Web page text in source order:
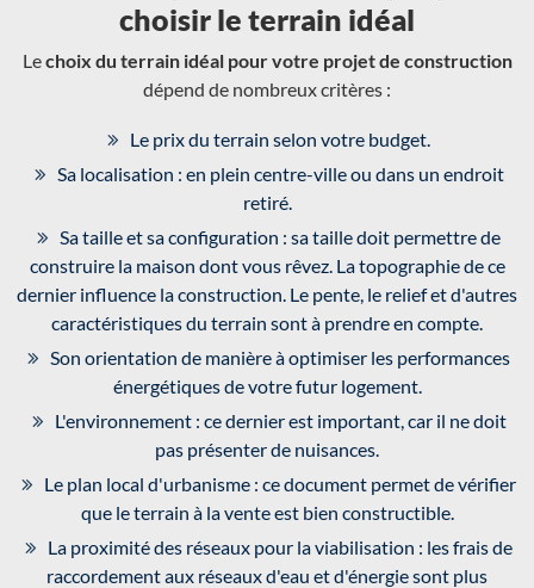
choisir le terrain idéal
Lechoix du terrain idéal pour votre projet de construction
dépend de nombreux critères :
Le prix du terrain selon votre budget.
Sa localisation : en plein centre-ville ou dans un endroit
retiré.
Sa taille et sa configuration : sa taille doit permettre de
construire la maison dont vous rêvez. La topographie de ce
dernier influence la construction. Le pente, le relief et d'autres
caractéristiques du terrain sont à prendre en compte.
Son orientation de manière à optimiser les performances
énergétiques de votre futur logement.
L'environnement : ce dernier est important, car il ne doit
pas présenter de nuisances.
Le plan local d'urbanisme : ce document permet de vérifier
que le terrain à la vente est bien constructible.
La proximité des réseaux pour la viabilisation : les frais de
raccordement aux réseaux d'eau et d'énergie sont plus